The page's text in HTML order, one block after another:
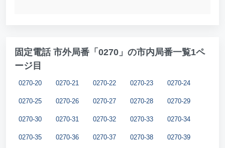
固定電話 市外局番「0270」の市内局番一覧1ペ
ージ目
0270-20 0270-21 0270-22 0270-23 0270-24
0270-25 0270-26 0270-27 0270-28 0270-29
0270-30 0270-31 0270-32 0270-33 0270-34
0270-35 0270-36 0270-37 0270-38 0270-39